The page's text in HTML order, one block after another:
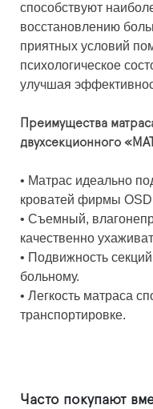
способствуют
восстановлению
приятных условий
психологическое
улучшая
Преимущества
двухсекционного
• Матрас идеально
кроватей фирмы OSD
• Съемный,
качественно
• Подвижность
больному.
• Легкость матраса
транспортировке.
Часто покупают